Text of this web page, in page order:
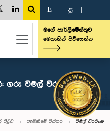
E த
මගේ පාර්ලිමේන්තුව
මෙතැනින් පිවිසෙන්න
ගරු විමල් වීරවංශ
පිටුව පැමිණීමේ විස්තර විමල් වීරවංශ